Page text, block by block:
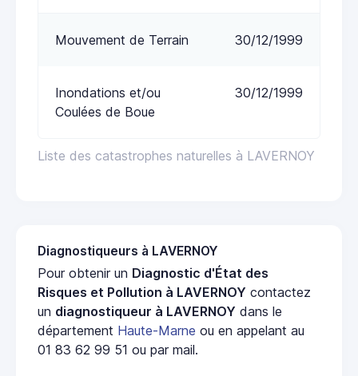
Liste des catastrophes naturelles à LAVERNOY
Mouvement de Terrain 30/12/1999
Inondations et/ou
Coulées de Boue
30/12/1999
Diagnostiqueurs à LAVERNOY
Pour obtenir un Diagnostic d'État des
Risques et Pollution à LAVERNOY contactez
un diagnostiqueur à LAVERNOY dans le
département Haute-Marne ou en appelant au
01 83 62 99 51 ou par mail.